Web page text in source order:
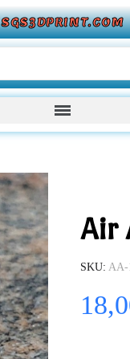
SGS3DPRINT.COM
Air
SKU AA-